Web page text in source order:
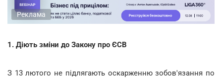
Реклама
1. Діють зміни до Закону про ЄСВ
З 13 лютого не підлягають оскарженню зобов'язання по